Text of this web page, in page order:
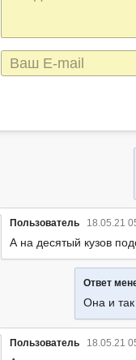
сообщения
E-
mail
Пользователь 18.05.21
А на десятый кузов
Ответ
Она и так
Пользователь 18.05.21